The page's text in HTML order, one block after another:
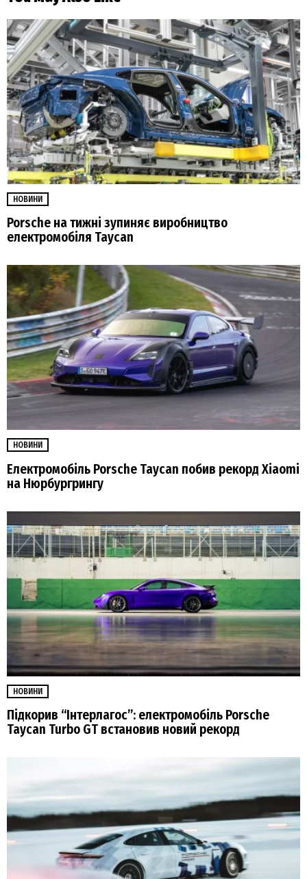
НОВИНИ
Porsche на тижні зупиняє виробництво
електромобіля Taycan
НОВИНИ
Електромобіль Porsche Taycan побив рекорд Xiaomi
на Нюрбургрингу
НОВИНИ
Підкорив “Інтерлагос”: електромобіль Porsche
Taycan Turbo GT встановив новий рекорд